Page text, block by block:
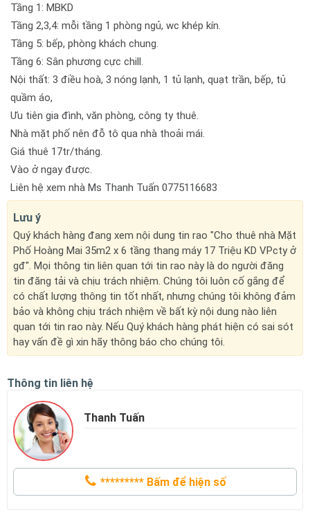
Tầng 1: MBKD
Tầng 2,3,4: mỗi tầng 1 phòng ngủ, wc khép kín.
Tầng 5: bếp, phòng khách chung.
Tầng 6: Sân phương cực chill.
Nội thất: 3 điều hoà, 3 nóng lạnh, 1 tủ lạnh, quạt trần, bếp, tủ
quầm áo,
Ưu tiên gia đình, văn phòng, công ty thuê.
Nhà mặt phố nên đỗ tô qua nhà thoải mái.
Giá thuê 17tr/tháng.
Vào ở ngay được.
Liên hệ xem nhà Ms Thanh Tuấn 0775116683
Lưu ý
Quý khách hàng đang xem nội dung tin rao "Cho thuê nhà Mặt
Phố Hoàng Mai 35m2 x 6 tầng thang máy 17 Triệu KD VPcty ở
gđ". Mọi thông tin liên quan tới tin rao này là do người đăng
tin đăng tải và chịu trách nhiệm. Chúng tôi luôn cố gắng để
có chất lượng thông tin tốt nhất, nhưng chúng tôi không đảm
bảo và không chịu trách nhiệm về bất kỳ nội dung nào liên
quan tới tin rao này. Nếu Quý khách hàng phát hiện có sai sót
hay vấn đề gì xin hãy thông báo cho chúng tôi.
Thông tin liên hệ
Thanh Tuấn
********* Bấm để hiện số